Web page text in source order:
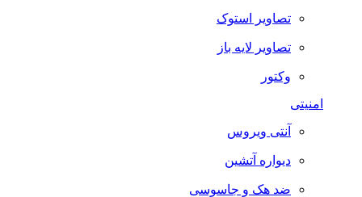
تصاویر استوک
تصاویر لایه باز
وکتور
امنیتی
آنتی ویروس
دیواره آتشین
ضد هک و جاسوسی